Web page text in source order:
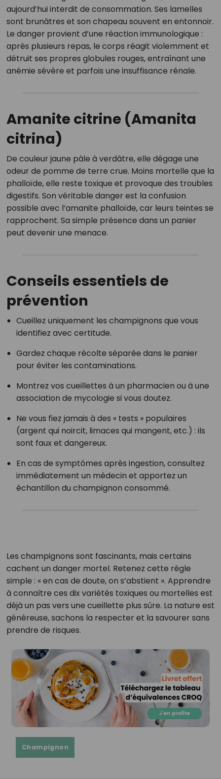
aujourd’hui interdit de consommation. Ses lamelles
sont brunâtres et son chapeau souvent en entonnoir.
Le danger provient d’une réaction immunologique :
après plusieurs repas, le corps réagit violemment et
détruit ses propres globules rouges, entraînant une
anémie sévère et parfois une insuffisance rénale.
Amanite citrine (Amanita
citrina)
De couleur jaune pâle à verdâtre, elle dégage une
odeur de pomme de terre crue. Moins mortelle que la
phalloïde, elle reste toxique et provoque des troubles
digestifs. Son véritable danger est la confusion
possible avec l’amanite phalloïde, car leurs teintes se
rapprochent. Sa simple présence dans un panier
peut devenir une menace.
Conseils essentiels de
prévention
Cueillez uniquement les champignons que vous
identifiez avec certitude.
Gardez chaque récolte séparée dans le panier
pour éviter les contaminations.
Montrez vos cueillettes à un pharmacien ou à une
association de mycologie si vous doutez.
Ne vous fiez jamais à des « tests » populaires
(argent qui noircit, limaces qui mangent, etc.) : ils
sont faux et dangereux.
En cas de symptômes après ingestion, consultez
immédiatement un médecin et apportez un
échantillon du champignon consommé.
Les champignons sont fascinants, mais certains
cachent un danger mortel. Retenez cette règle
simple : « en cas de doute, on s’abstient ». Apprendre
à connaître ces dix variétés toxiques ou mortelles est
déjà un pas vers une cueillette plus sûre. La nature est
généreuse, sachons la respecter et la savourer sans
prendre de risques.
Champignon